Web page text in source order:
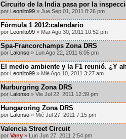
Circuito de la India pasa por la
por Leonilto99 » Jue Sep 01, 2011 8:26 pm
Fórmula 1 2012:calendario
por Leonilto99 » Mar Ago 30, 2011 10:52 pm
Spa-Francorchamps Zona DRS
por Lalonso » Lun Ago 22, 2011 6:05 pm
El medio ambiente y la F1 reunió. ¿Y
por Leonilto99 » Mié Ago 10, 2011 3:27 am
Nurburgring Zona DRS
por Lalonso » Vie Jul 22, 2011 12:39 pm
Hungaroring Zona DRS
por Lalonso » Mié Jul 27, 2011 7:15 pm
Valencia Street Circuit
por Vany » Lun Jun 27, 2011 2:54 pm